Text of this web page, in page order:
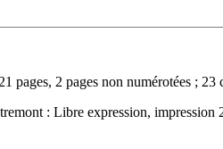
2 pages non numérotées ; 23
: Libre expression,